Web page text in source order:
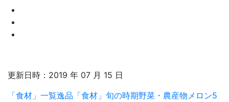
更新日時： 2019 年 07 月 15 日
「食材」一覧逸品「食材」 旬の時期野菜・農産物メロン5